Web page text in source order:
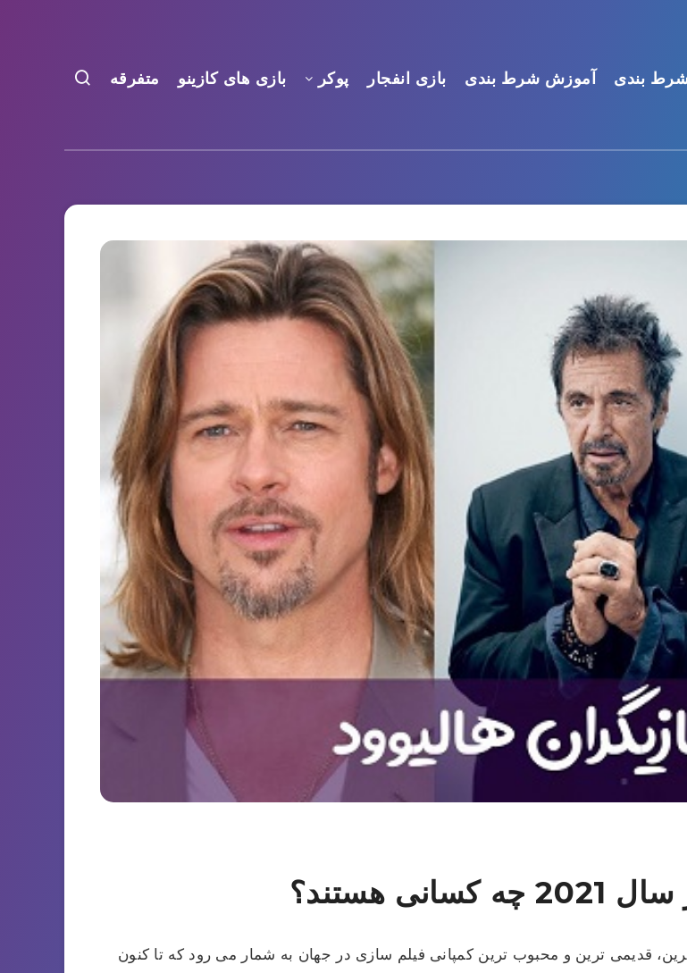
بندی آموزش شرط بندی بازی انفجار پوکر بازی های کازینو متفرقه
هستند؟
ترین، قدیمی ترین و محبوب ترین کمپانی فیلم سازی در جهان به شمار می رود که تا کنون